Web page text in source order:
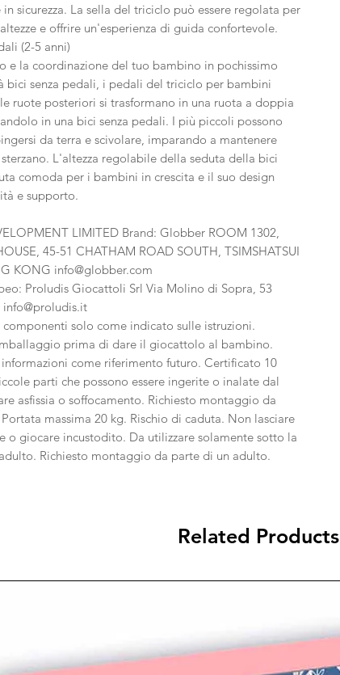
in sicurezza. La sella del triciclo può essere regolata per
e offrire un'esperienza di guida confortevole.
(2-5 anni)
e la coordinazione del tuo bambino in pochissimo
senza pedali, i pedali del triciclo per bambini
ruote posteriori si trasformano in una ruota a doppia
in una bici senza pedali. I più piccoli possono
da terra e scivolare, imparando a mantenere
L'altezza regolabile della seduta della bici
comoda per i bambini in crescita e il suo design
e supporto.
LIMITED Brand: Globber ROOM 1302,
45-51 CHATHAM ROAD SOUTH, TSIMSHATSUI
KONG info@globber.com
Proludis Giocattoli Srl Via Molino di Sopra, 53
info@proludis.it
componenti solo come indicato sulle istruzioni.
prima di dare il giocattolo al bambino.
informazioni come riferimento futuro. Certificato 10
parti che possono essere ingerite o inalate dal
asfissia o soffocamento. Richiesto montaggio da
massima 20 kg. Rischio di caduta. Non lasciare
o giocare incustodito. Da utilizzare solamente sotto la
Richiesto montaggio da parte di un adulto.
Related Products